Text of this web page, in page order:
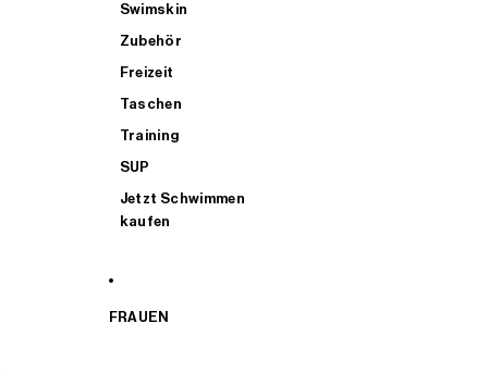
Swimskin
Zubehör
Freizeit
Taschen
Training
SUP
Jetzt Schwimmen
kaufen
FRAUEN